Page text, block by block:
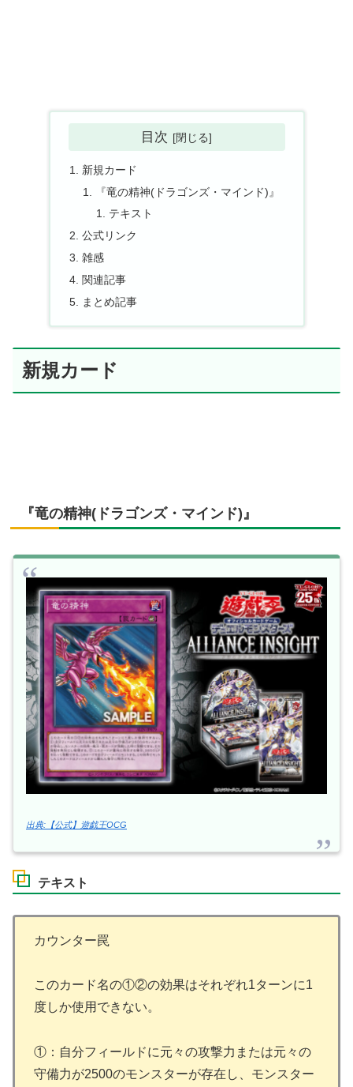
目次
新規カード
『竜の精神(ドラゴンズ・マインド)』
テキスト
公式リンク
雑感
関連記事
まとめ記事
新規カード
『竜の精神(ドラゴンズ・マインド)』
出典:【公式】遊戯王OCG
テキスト
カウンター罠
このカード名の①②の効果はそれぞれ1ターンに1
度しか使用できない。
①：自分フィールドに元々の攻撃力または元々の
守備力が2500のモンスターが存在し、モンスター